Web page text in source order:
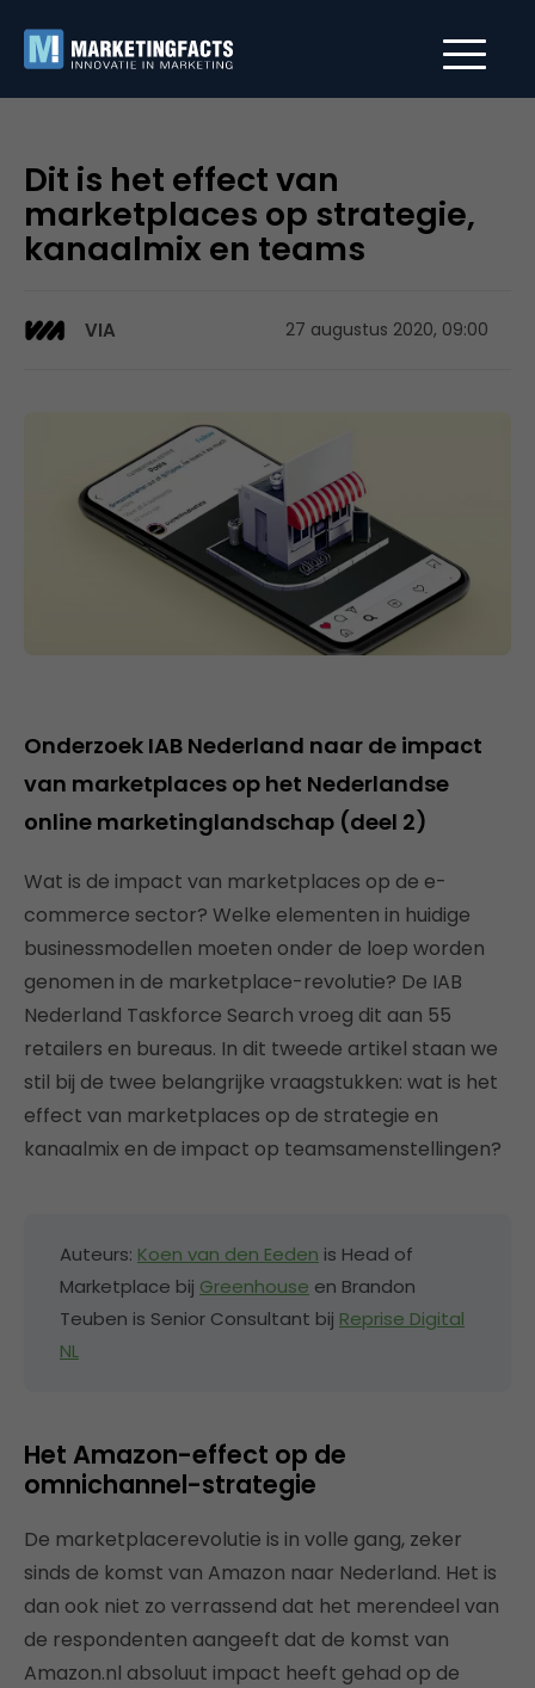
Dit is het effect van
marketplaces op strategie,
kanaalmix en teams
VIA 27 augustus 2020, 09:00
Onderzoek IAB Nederland naar de impact
van marketplaces op het Nederlandse
online marketinglandschap (deel 2)
Wat is de impact van marketplaces op de e-
commerce sector? Welke elementen in huidige
businessmodellen moeten onder de loep worden
genomen in de marketplace-revolutie? De IAB
Nederland Taskforce Search vroeg dit aan 55
retailers en bureaus. In dit tweede artikel staan we
stil bij de twee belangrijke vraagstukken: wat is het
effect van marketplaces op de strategie en
kanaalmix en de impact op teamsamenstellingen?
Auteurs: Koen van den Eeden is Head of
Marketplace bij Greenhouse en Brandon
Teuben is Senior Consultant bij Reprise Digital
NL
Het Amazon-effect op de
omnichannel-strategie
De marketplacerevolutie is in volle gang, zeker
sinds de komst van Amazon naar Nederland. Het is
dan ook niet zo verrassend dat het merendeel van
de respondenten aangeeft dat de komst van
Amazon.nl absoluut impact heeft gehad op de